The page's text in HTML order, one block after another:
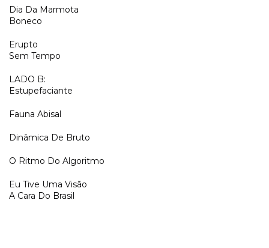
Dia Da Marmota
Boneco
Erupto
Sem Tempo
LADO B:
Estupefaciante
Fauna Abisal
Dinâmica De Bruto
O Ritmo Do Algoritmo
Eu Tive Uma Visão
A Cara Do Brasil